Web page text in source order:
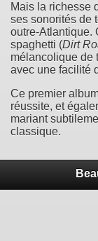
Mais la richesse
ses sonorités de
outre-Atlantique.
spaghetti (Dirt
mélancolique de
avec une facilité
Ce premier
réussite, et
mariant
classique.